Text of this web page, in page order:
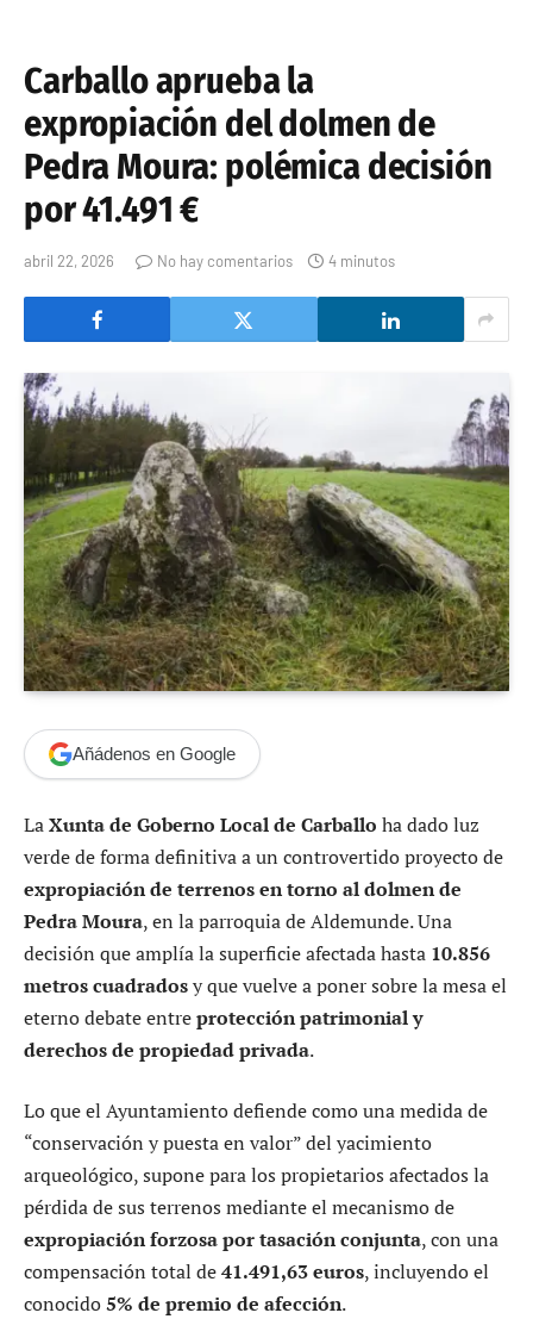
Carballo aprueba la
expropiación del dolmen de
Pedra Moura: polémica decisión
por 41.491 €
abril 22, 2026 No hay comentarios 4 minutos
Añádenos en Google
LaXunta de Goberno Local de Carballo ha dado luz
verde de forma definitiva a un controvertido proyecto de
expropiación de terrenos en torno al dolmen de
Pedra Moura, en la parroquia de Aldemunde. Una
decisión que amplía la superficie afectada hasta 10.856
metros cuadradosy que vuelve a poner sobre la mesa el
eterno debate entreprotección patrimonial y
derechos de propiedad privada.
Lo que el Ayuntamiento defiende como una medida de
“conservación y puesta en valor” del yacimiento
arqueológico, supone para los propietarios afectados la
pérdida de sus terrenos mediante el mecanismo de
expropiación forzosa por tasación conjunta, con una
compensación total de41.491,63 euros, incluyendo el
conocido5% de premio de afección.